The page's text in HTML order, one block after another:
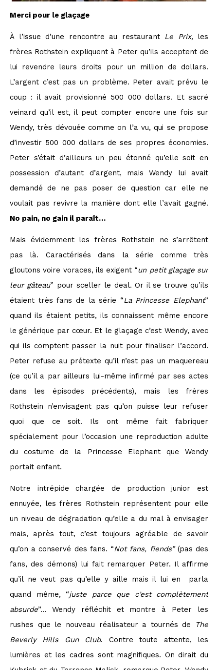
Merci pour le glaçage
À l’issue d’une rencontre au restaurant Le Prix, les
frères Rothstein expliquent à Peter qu’ils acceptent de
lui revendre leurs droits pour un million de dollars.
L’argent c’est pas un problème. Peter avait prévu le
coup : il avait provisionné 500 000 dollars. Et sacré
veinard qu’il est, il peut compter encore une fois sur
Wendy, très dévouée comme on l’a vu, qui se propose
d’investir 500 000 dollars de ses propres économies.
Peter s’était d’ailleurs un peu étonné qu’elle soit en
possession d’autant d’argent, mais Wendy lui avait
demandé de ne pas poser de question car elle ne
voulait pas revivre la manière dont elle l’avait gagné.
No pain, no gain il paraît…
Mais évidemment les frères Rothstein ne s’arrêtent
pas là. Caractérisés dans la série comme très
gloutons voire voraces, ils exigent “un petit glaçage sur
leur gâteau” pour sceller le deal. Or il se trouve qu’ils
étaient très fans de la série “La Princesse Elephant”
quand ils étaient petits, ils connaissent même encore
le générique par cœur. Et le glaçage c’est Wendy, avec
qui ils comptent passer la nuit pour finaliser l’accord.
Peter refuse au prétexte qu’il n’est pas un maquereau
(ce qu’il a par ailleurs lui-même infirmé par ses actes
dans les épisodes précédents), mais les frères
Rothstein n’envisagent pas qu’on puisse leur refuser
quoi que ce soit. Ils ont même fait fabriquer
spécialement pour l’occasion une reproduction adulte
du costume de la Princesse Elephant que Wendy
portait enfant.
Notre intrépide chargée de production junior est
ennuyée, les frères Rothstein représentent pour elle
un niveau de dégradation qu’elle a du mal à envisager
mais, après tout, c’est toujours agréable de savoir
qu’on a conservé des fans. “Not fans, fiends”(pas des
fans, des démons) lui fait remarquer Peter. Il affirme
qu’il ne veut pas qu’elle y aille mais il lui en parla
quand même, “juste parce que c’est complètement
absurde”… Wendy réfléchit et montre à Peter les
rushes que le nouveau réalisateur a tournés de
The
Beverly Hills Gun Club. Contre toute attente, les
lumières et les cadres sont magnifiques. On dirait du